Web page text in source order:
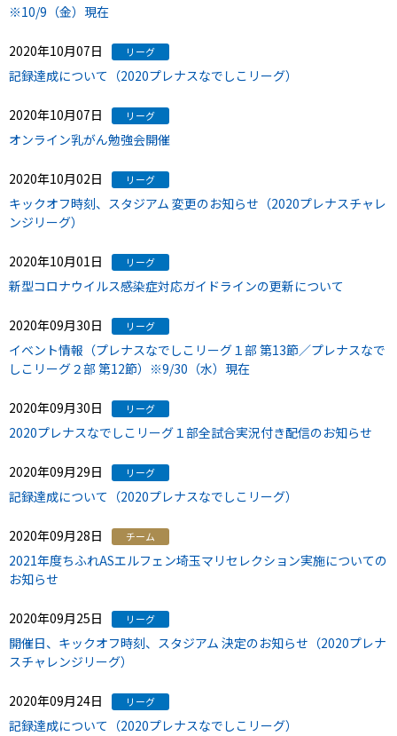
※10/9（金）現在
2020年10月07日 リーグ
記録達成について（2020プレナスなでしこリーグ）
2020年10月07日 リーグ
オンライン乳がん勉強会開催
2020年10月02日 リーグ
キックオフ時刻、スタジアム 変更のお知らせ（2020プレナスチャレ
ンジリーグ）
2020年10月01日 リーグ
新型コロナウイルス感染症対応ガイドラインの更新について
2020年09月30日 リーグ
イベント情報（プレナスなでしこリーグ１部 第13節／プレナスなで
しこリーグ２部 第12節）※9/30（水）現在
2020年09月30日 リーグ
2020プレナスなでしこリーグ１部全試合実況付き配信のお知らせ
2020年09月29日 リーグ
記録達成について（2020プレナスなでしこリーグ）
2020年09月28日 チーム
2021年度ちふれASエルフェン埼玉マリセレクション実施についての
お知らせ
2020年09月25日 リーグ
開催日、キックオフ時刻、スタジアム 決定のお知らせ（2020プレナ
スチャレンジリーグ）
2020年09月24日 リーグ
記録達成について（2020プレナスなでしこリーグ）